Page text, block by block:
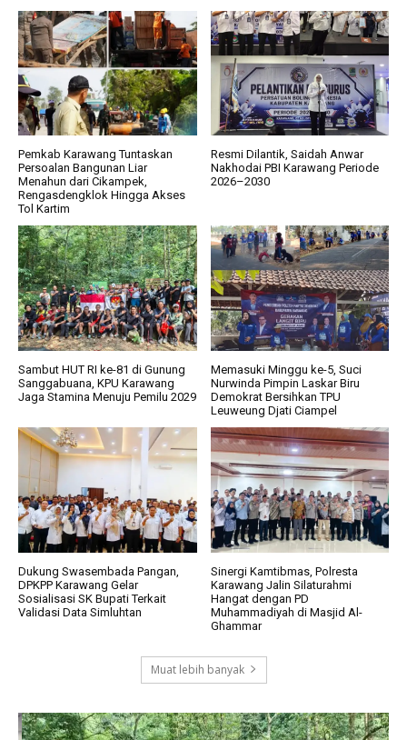
Pemkab Karawang Tuntaskan
Persoalan Bangunan Liar
Menahun dari Cikampek,
Rengasdengklok Hingga Akses
Tol Kartim
Resmi Dilantik, Saidah Anwar
Nakhodai PBI Karawang Periode
2026–2030
Sambut HUT RI ke-81 di Gunung
Sanggabuana, KPU Karawang
Jaga Stamina Menuju Pemilu 2029
Memasuki Minggu ke-5, Suci
Nurwinda Pimpin Laskar Biru
Demokrat Bersihkan TPU
Leuweung Djati Ciampel
Dukung Swasembada Pangan,
DPKPP Karawang Gelar
Sosialisasi SK Bupati Terkait
Validasi Data Simluhtan
Sinergi Kamtibmas, Polresta
Karawang Jalin Silaturahmi
Hangat dengan PD
Muhammadiyah di Masjid Al-
Ghammar
Muat lebih banyak